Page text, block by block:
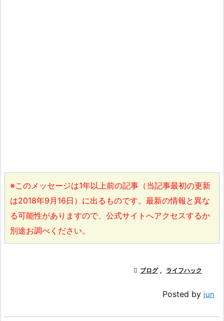
※このメッセージは1年以上前の記事（当記事最初の更新
は2018年9月16日）に出るものです。最新の情報と異な
る可能性がありますので、公式サイトへアクセスするか
別途お調べください。
 ブログ , ライフハック
Posted by jun